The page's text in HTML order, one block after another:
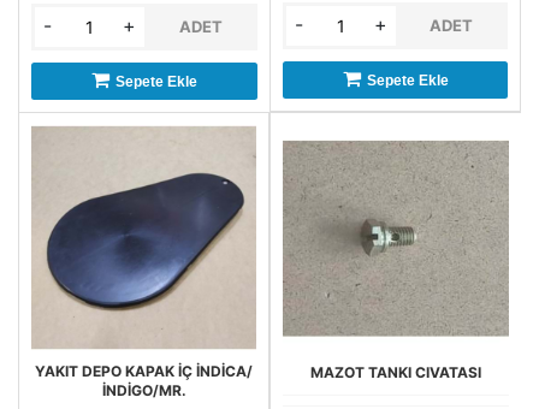
- + ADET
Sepete Ekle
- + ADET
Sepete Ekle
YAKIT DEPO KAPAK İÇ İNDİCA/
İNDİGO/MR.
MAZOT TANKI CIVATASI